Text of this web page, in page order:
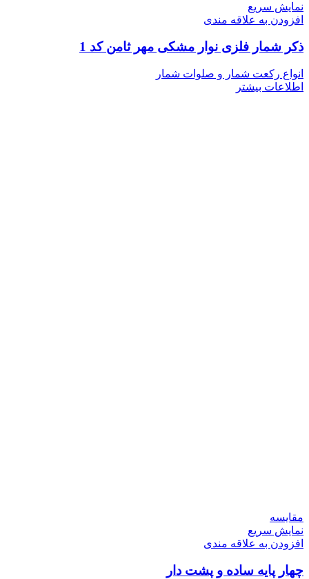
نمایش سریع
افزودن به علاقه مندی
ذکر شمار فلزی نوار مشکی مهر ثامن کد 1
انواع رکعت شمار و صلوات شمار
اطلاعات بیشتر
مقايسه
نمایش سریع
افزودن به علاقه مندی
چهار پايه ساده و پشت دار